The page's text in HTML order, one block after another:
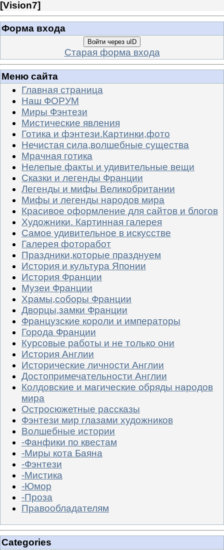
[Vision7]
Форма входа
Войти через uID
Старая форма входа
Меню сайта
Главная страница
Наш ФОРУМ
Миры Фэнтези
Мистические явления
Готика и фэнтези.Картинки,фото
Нечистая сила,волшебные существа
Мрачная готика
Нелепые факты и удивительные вещи
Сказки и легенды Франции
Легенды и мифы Великобритании
Мифы и легенды народов мира
Красивое оформление для сайтов и блогов
Художники. Картинная галерея
Самое удивительное в искусстве
Галерея фоторабот
Праздники,которые празднуем
История и культура Японии
История Франции
Музеи Франции
Храмы,соборы Франции
Дворцы,замки Франции
Французские короли и императоры
Города Франции
Курсовые работы и не только они
История Англии
Исторические личности Англии
Достопримечательности Англии
Колдовские и магические обряды народов
мира
Остросюжетные рассказы
Фэнтези мир глазами художников
Волшебные истории
-Фанфики по квестам
-Миры кота Баяна
-Фэнтези
-Мистика
-Юмор
-Проза
Правообладателям
Categories